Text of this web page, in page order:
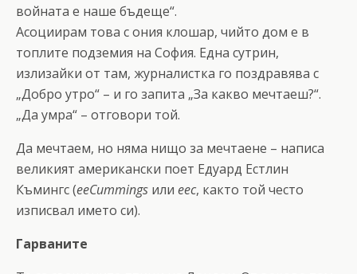
войната е наше бъдеще“.
Асоциирам това с ония клошар, чийто дом е в
топлите подземия на София. Една сутрин,
излизайки от там, журналистка го поздравява с
„Добро утро“ – и го запита „За какво мечтаеш?“.
„Да умра“ – отговори той.
Да мечтаем, но няма нищо за мечтаене – написа
великият американски поет Едуард Естлин
Къмингс (ееCummings или eec, както той често
изписвал името си).
Гарваните